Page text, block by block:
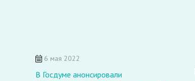
6 мая 2022
В Госдуме анонсировали